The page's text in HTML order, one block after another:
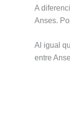
A
Anses.
Al igual
entre